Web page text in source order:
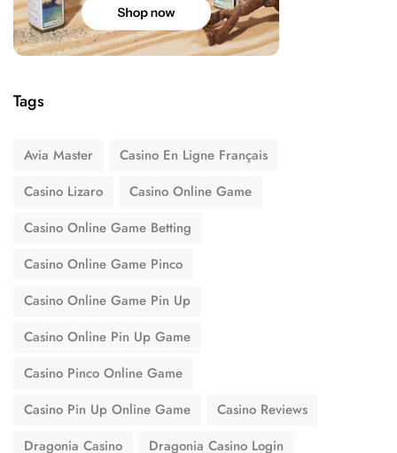
Tags
Avia Master
Casino En Ligne Français
Casino Lizaro
Casino Online Game
Casino Online Game Betting
Casino Online Game Pinco
Casino Online Game Pin Up
Casino Online Pin Up Game
Casino Pinco Online Game
Casino Pin Up Online Game
Casino Reviews
Dragonia Casino
Dragonia Casino Login